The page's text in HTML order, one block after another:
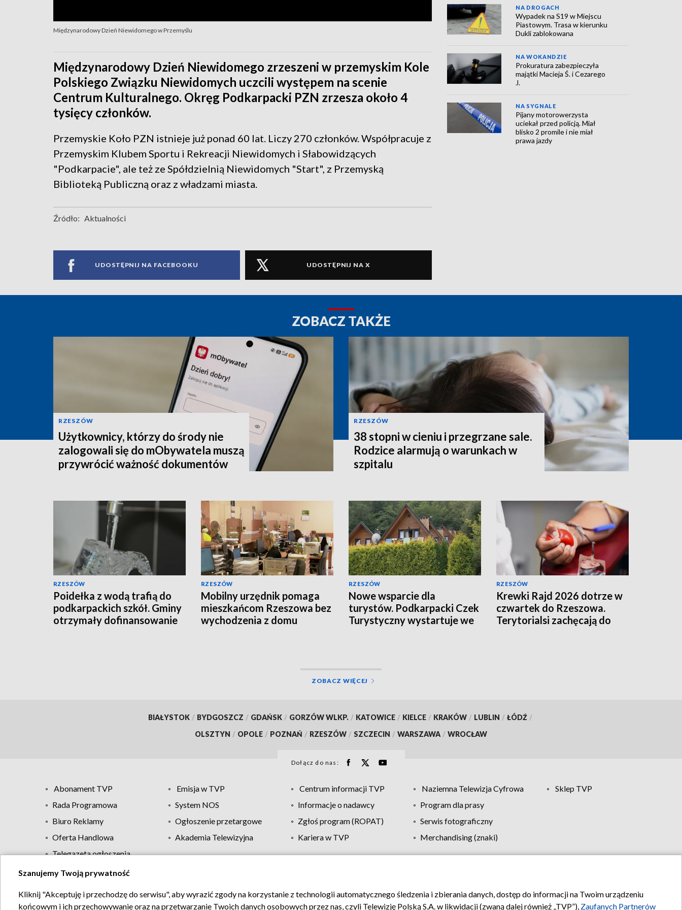
Międzynarodowy Dzień Niewidomego w Przemyślu
Międzynarodowy Dzień Niewidomego zrzeszeni w przemyskim Kole
Polskiego Związku Niewidomych uczcili występem na scenie
Centrum Kulturalnego. Okręg Podkarpacki PZN zrzesza około 4
tysięcy członków.
Przemyskie Koło PZN istnieje już ponad 60 lat. Liczy 270 członków. Współpracuje z
Przemyskim Klubem Sportu i Rekreacji Niewidomych i Słabowidzących
"Podkarpacie", ale też ze Spółdzielnią Niewidomych "Start", z Przemyską
Biblioteką Publiczną oraz z władzami miasta.
Źródło: Aktualności
UDOSTĘPNIJ NA FACEBOOKU UDOSTĘPNIJ NA X
NA DROGACH
Wypadek na S19 w Miejscu
Piastowym. Trasa w kierunku
Dukli zablokowana
NA WOKANDZIE
Prokuratura zabezpieczyła
majątki Macieja Ś. i Cezarego
J.
NA SYGNALE
Pijany motorowerzysta
uciekał przed policją. Miał
blisko 2 promile i nie miał
prawa jazdy
ZOBACZ TAKŻE
RZESZÓW
Użytkownicy, którzy do środy nie
zalogowali się do mObywatela muszą
przywrócić ważność dokumentów
RZESZÓW
38 stopni w cieniu i przegrzane sale.
Rodzice alarmują o warunkach w
szpitalu
RZESZÓW
Poidełka z wodą trafią do
podkarpackich szkół. Gminy
otrzymały dofinansowanie
RZESZÓW
Mobilny urzędnik pomaga
mieszkańcom Rzeszowa bez
wychodzenia z domu
RZESZÓW
Nowe wsparcie dla
turystów. Podkarpacki Czek
Turystyczny wystartuje we
RZESZÓW
Krewki Rajd 2026 dotrze w
czwartek do Rzeszowa.
Terytorialsi zachęcają do
ZOBACZ WIĘCEJ
BIAŁYSTOK / BYDGOSZCZ / GDAŃSK / GORZÓW WLKP. / KATOWICE / KIELCE / KRAKÓW / LUBLIN / ŁÓDŹ /
OLSZTYN / OPOLE / POZNAŃ / RZESZÓW / SZCZECIN / WARSZAWA / WROCŁAW
Dołącz do nas:
Abonament TVP Emisja w TVP Centrum informacji TVP Naziemna Telewizja Cyfrowa
Sklep TVP
Rada Programowa
System NOS Informacje o nadawcy
Program dla prasy
Biuro Reklamy
Ogłoszenie przetargowe Zgłoś program (ROPAT)
Serwis fotograficzny
Oferta Handlowa
Akademia Telewizyjna Kariera w TVP
Merchandising (znaki)
Telegazeta ogłoszenia
Regulamin TVP Polityka prywatności Moje zgody Pomoc Biuro reklamy Kontakt
Szanujemy Twoją prywatność
Kliknij "Akceptuję i przechodzę do serwisu", aby wyrazić zgody na korzystanie z technologii automatycznego śledzenia i zbierania danych, dostęp do informacji na Twoim urządzeniu
końcowym i ich przechowywanie oraz na przetwarzanie Twoich danych osobowych przez nas, czyli Telewizję Polską S.A. w likwidacji (zwaną dalej również „TVP”), Zaufanych Partnerów